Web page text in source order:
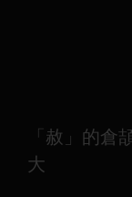
「赦」的倉
大